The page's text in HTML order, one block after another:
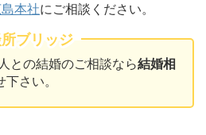
本社にご相談ください。
ブリッジ
との結婚のご相談なら結婚相
さい。